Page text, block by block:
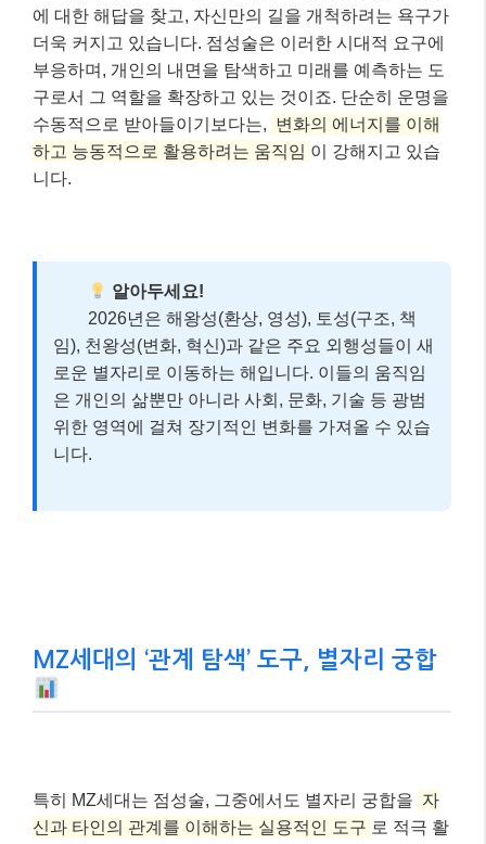
에 대한 해답을 찾고, 자신만의 길을 개척하려는 욕구가
더욱 커지고 있습니다. 점성술은 이러한 시대적 요구에
부응하며, 개인의 내면을 탐색하고 미래를 예측하는 도
구로서 그 역할을 확장하고 있는 것이죠. 단순히 운명을
수동적으로 받아들이기보다는,
변화의 에너지를 이해
하고 능동적으로 활용하려는 움직임 이 강해지고 있습
니다.
알아두세요!
2026년은 해왕성(환상, 영성), 토성(구조, 책
임), 천왕성(변화, 혁신)과 같은 주요 외행성들이 새
로운 별자리로 이동하는 해입니다. 이들의 움직임
은 개인의 삶뿐만 아니라 사회, 문화, 기술 등 광범
위한 영역에 걸쳐 장기적인 변화를 가져올 수 있습
니다.
MZ세대의 ‘관계 탐색’ 도구, 별자리 궁합
특히 MZ세대는 점성술, 그중에서도 별자리 궁합을 자
신과 타인의 관계를 이해하는 실용적인 도구 로 적극 활